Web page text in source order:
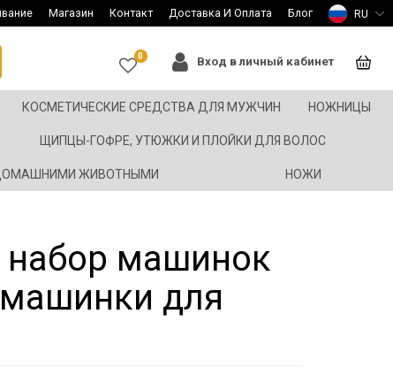
Магазин Контакт Доставка И Оплата Блог RU
0 Вход в личный кабинет
КОСМЕТИЧЕСКИЕ СРЕДСТВА ДЛЯ МУЖЧИН НОЖНИЦЫ
ЩИПЦЫ-ГОФРЕ, УТЮЖКИ И ПЛОЙКИ ДЛЯ ВОЛОС
ЖИВОТНЫМИ НОЖИ
набор машинок
для